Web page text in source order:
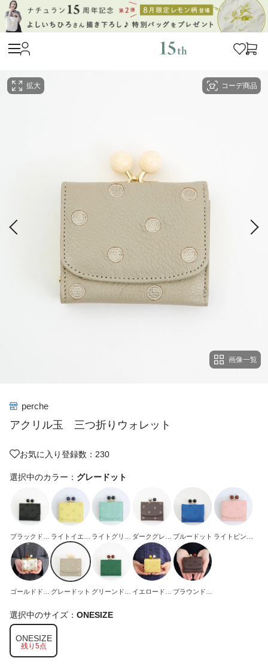
コーデ商品
拡大
画像一覧
perche
アクリル玉 三つ折りウォレット
お気に入り登録数：230
選択中のカラー： グレードット
ブラックドッ
ト
ライトイエロ
ードット
ライトグリー
ダークグレー
ドット
ブルードット ライトピンク
ゴールドドッ
グレードット グリーンドッ
イエロードッ
ブラウンドッ
選択中のサイズ： ONESIZE
ONESIZE
残り5点